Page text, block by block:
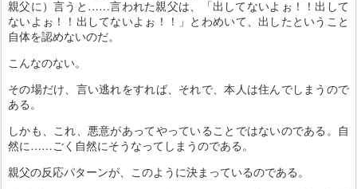
親父に）言うと……言われた親父は、「出してないよぉ！！出して
ないよぉ！！出してないよぉ！！」とわめいて、出したということ
自体を認めないのだ。
こんなのない。
その場だけ、言い逃れをすれば、それで、本人は住んでしまうので
ある。
しかも、これ、悪意があってやっていることではないのである。自
然に……ごく自然にそうなってしまうのである。
親父の反応パターンが、このように決まっているのである。